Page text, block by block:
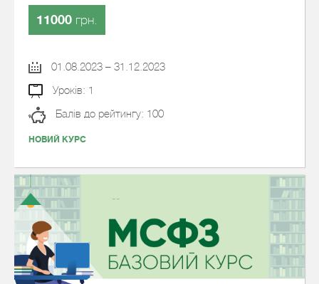
11000 грн.
01.08.2023 – 31.12.2023
Уроків: 1
Балів до рейтингу: 100
НОВИЙ КУРС